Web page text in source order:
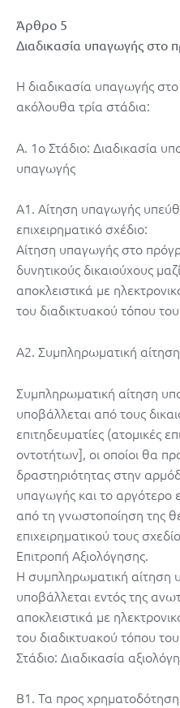
Άρθρο 5
Διαδικασία υπαγωγής στο
Η διαδικασία υπαγωγής
ακόλουθα τρία στάδια:
Α. 1ο Στάδιο: Διαδικασία
υπαγωγής
Α1. Αίτηση υπαγωγής
επιχειρηματικό σχέδιο:
Αίτηση υπαγωγής στο
δυνητικούς δικαιούχους
αποκλειστικά με
του διαδικτυακού τόπου
Α2. Συμπληρωματική
Συμπληρωματική αίτηση
υποβάλλεται από τους
επιτηδευματίες (ατομικές
οντοτήτων], οι οποίοι θα
δραστηριότητας στην
υπαγωγής και το αργότερο
από τη γνωστοποίηση της
επιχειρηματικού τους
Επιτροπή Αξιολόγησης.
Η συμπληρωματική
υποβάλλεται εντός της
αποκλειστικά με
του διαδικτυακού τόπου
Στάδιο: Διαδικασία
Β1. Τα προς χρηματοδότηση